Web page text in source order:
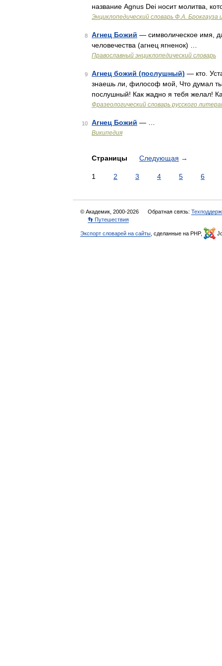
название Agnus Dei носит молитва,
Энциклопедический словарь Ф.А.
8 Агнец Божий — символическое имя,
человечества (агнец ягненок) …
Православный энциклопедический словарь
9 Агнец божий (послушный) — кто.
знаешь ли, философ мой, Что думал
послушный! Как жадно я тебя желал!
Фразеологический словарь русского
10 Агнец Божий — …
Википедия
Страницы Следующая →
1 2 3 4 5 6
© Академик, 2000-2026 Обратная связь:
👣 Путешествия
Экспорт словарей на сайты , сделанные на PHP,